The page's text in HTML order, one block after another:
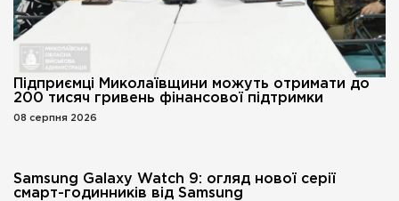
Підприємці Миколаївщини можуть отримати до
200 тисяч гривень фінансової підтримки
08 серпня 2026
Samsung Galaxy Watch 9: огляд нової серії
смарт-годинників від Samsung